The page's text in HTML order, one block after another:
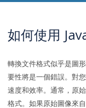
如何使用
轉換文件格式似乎是圖
要性將是一個錯誤。對
速度和效率。通常，原
格式。如果原始圖像來